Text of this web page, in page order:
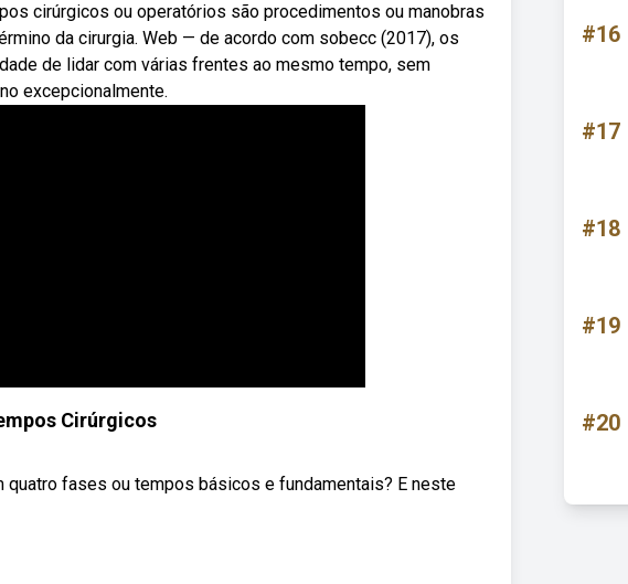
cirúrgicos ou operatórios são procedimentos ou manobras
da cirurgia. Web — de acordo com sobecc (2017), os
de lidar com várias frentes ao mesmo tempo, sem
excepcionalmente.
Cirúrgicos
fases ou tempos básicos e fundamentais? E neste
#16
#17
#18
#19
#20